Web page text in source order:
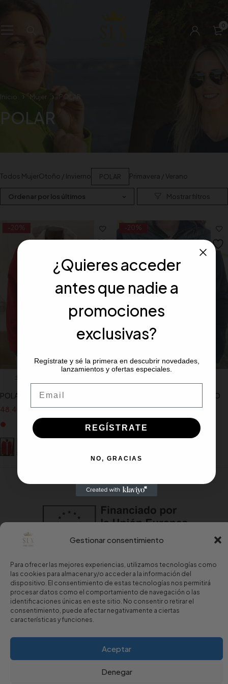
Gestionar consentimiento
Para ofrecer las mejores experiencias, utilizamos tecnologías como
las cookies para almacenar y/o acceder a la información del
dispositivo. El consentimiento de estas tecnologías nos permitirá
procesar datos como el comportamiento de navegación o las
identificaciones únicas en este sitio. No consentir o retirar el
consentimiento, puede afectar negativamente a ciertas
características y funciones.
Aceptar
Denegar
0
Inicio Mujer POLAR
POLAR
Todos MujerOtoño / Invierno POLAR Primavera / Verano
Ordenar por los últimos
-20%
POLAR CON CAPUCHA
60,50€
48,40 IVA INCLUIDO
-20%
POLAR BICOLOR ACOLCHADO
CON POLAR SLX
73,90
59,10€IVA INCLUIDO
Copyright © 2024 Sport Luxury.
Aviso Legal·Política de Privacidad·Política de Cookies
¿Quieres acceder
antes que nadie a
promociones
exclusivas?
Regístrate y sé la primera en descubrir novedades,
lanzamientos y ofertas especiales.
REGÍSTRATE
NO, GRACIAS